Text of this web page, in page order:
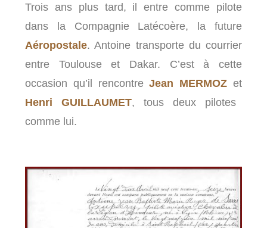
Trois ans plus tard, il entre comme pilote
dans la Compagnie Latécoère, la future
Aéropostale. Antoine transporte du courrier
entre Toulouse et Dakar. C’est à cette
occasion qu’il rencontreJean MERMOZet
Henri GUILLAUMET, tous deux pilotes
comme lui.